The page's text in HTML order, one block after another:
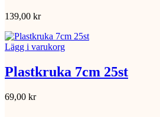
139,00 kr
Lägg i varukorg
Plastkruka 7cm 25st
69,00 kr